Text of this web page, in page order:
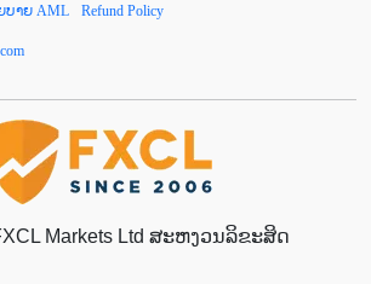
GBP/JPY GBP/USD
Britain pound H1 H4
Introducing Broker
ບາຍ AML Refund Policy
com
Markets Ltd ສະຫງວນລິຂະສິດ